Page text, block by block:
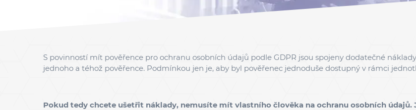
S povinností mít pověřence pro ochranu osobních údajů podle GDPR jsou spojeny dodatečné
jednoho a téhož pověřence. Podmínkou jen je, aby byl pověřenec jednoduše dostupný v rámci
Pokud tedy chcete ušetřit náklady, nemusíte mít vlastního člověka na ochranu osobních údajů.